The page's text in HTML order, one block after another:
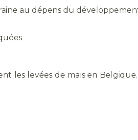
au dépens du
les levées de maïs en